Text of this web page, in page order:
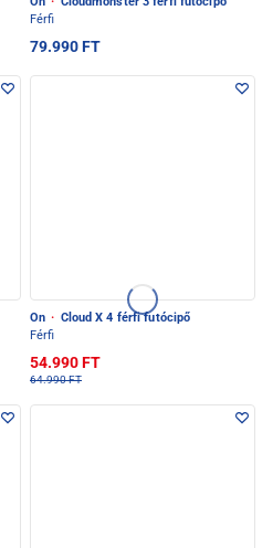
Férfi
79.990 FT
On · Cloud X 4 férfi futócipő
Férfi
54.990 FT
64.990 FT